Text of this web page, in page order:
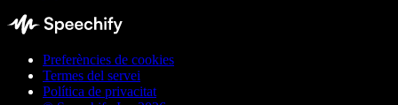
Preferències de cookies
Termes del servei
Política de privacitat